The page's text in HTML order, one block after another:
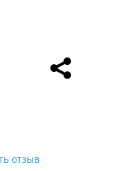
отзыв